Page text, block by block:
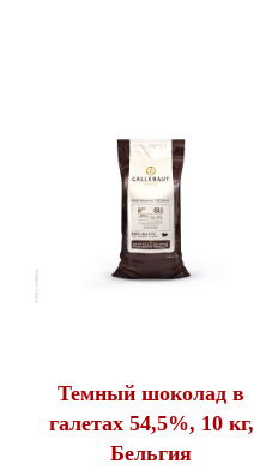
Темный шоколад в
галетах 54,5%, 10 кг,
Бельгия